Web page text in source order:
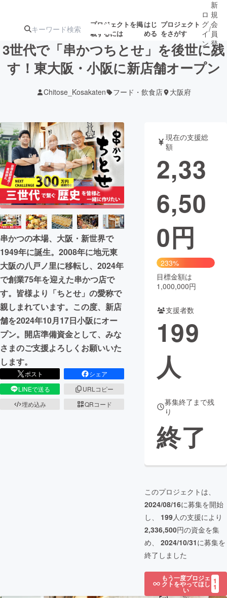
プロジェクトを掲
載するには
はじ
める
プロジェクト
をさがす
ターン
ジェクト
募集終了が近いプ
ロジェクト
もうすぐ公開
されます
アート・写真 音楽
テクノロジー・ガジェット ゲーム・サ
映像・映画
ビジネス・起業
まちづくり・地域活性化
CAMPFIRE for Social Good
CAMPFIRE Creation
CAMPFIREふるさと納税machi-ya コミュニティ
ロ
グ
イ
ン
/
新
規
会
員
登
録
3世代で「串かつちとせ」を後世に残
す！東大阪・小阪に新店舗オープン
Chitose_Kosakaten フード・飲食店 大阪府
串かつの本場、大阪・新世界で
1949年に誕生。2008年に地元東
大阪の八戸ノ里に移転し、2024年
で創業75年を迎えた串かつ店で
す。皆様より「ちとせ」の愛称で
親しまれています。この度、新店
舗を2024年10月17日小阪にオー
プン。開店準備資金として、みな
さまのご支援よろしくお願いいた
します。
ポスト
シェア
LINEで送る
URLコピー
埋め込み
QRコード
現在の支援総
額
2,33
6,50
0円
233%
目標金額は
1,000,000円
支援者数
199
人
募集終了まで残
り
終了
このプロジェクトは、
2024/08/16に募集を開始
し、 199人の支援により
2,336,500円の資金を集
め、 2024/10/31に募集を
終了しました
もう一度プロジェ
クトをやってほし
い
1
1